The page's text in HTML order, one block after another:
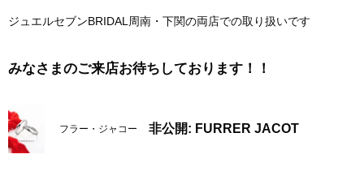
ジュエルセブンBRIDAL周南・下関の両店での取り扱いです
みなさまのご来店お待ちしております！！
フラー・ジャコー 非公開: FURRER JACOT